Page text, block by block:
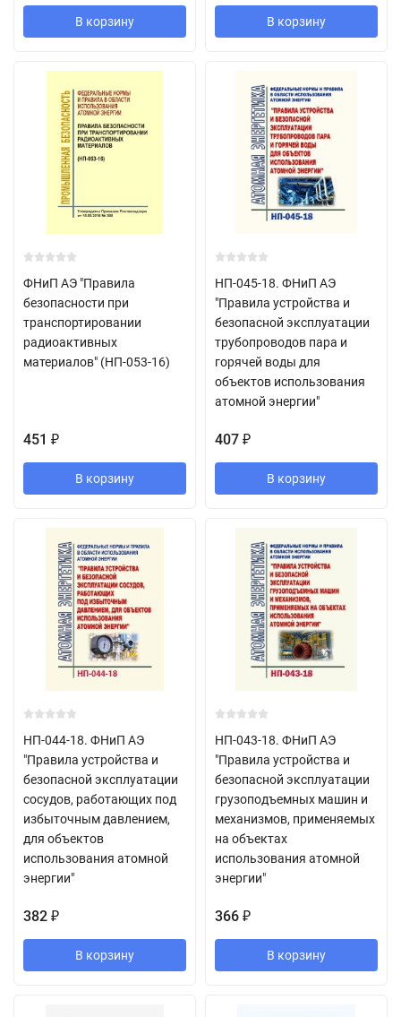
В корзину В корзину
ФНиП АЭ "Правила
безопасности при
транспортировании
радиоактивных
материалов" (НП-053-16)
451 ₽
В корзину
НП-045-18. ФНиП АЭ
"Правила устройства и
безопасной эксплуатации
трубопроводов пара и
горячей воды для
объектов использования
атомной энергии"
407 ₽
В корзину
НП-044-18. ФНиП АЭ
"Правила устройства и
безопасной эксплуатации
сосудов, работающих под
избыточным давлением,
для объектов
использования атомной
энергии"
382 ₽
В корзину
НП-043-18. ФНиП АЭ
"Правила устройства и
безопасной эксплуатации
грузоподъемных машин и
механизмов, применяемых
на объектах
использования атомной
энергии"
366 ₽
В корзину